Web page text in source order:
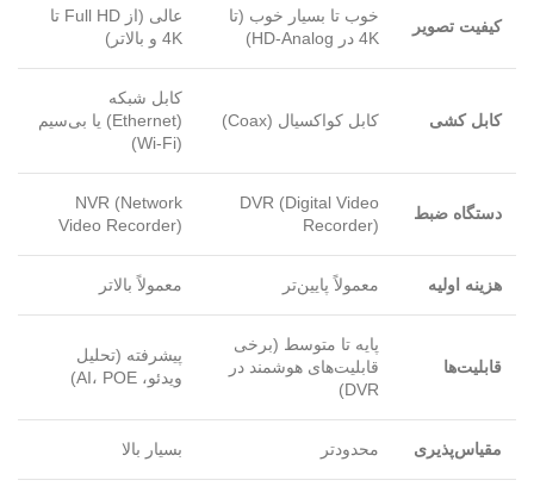
کیفیت تصویر
خوب تا بسیار خوب (تا
4K در HD-Analog)
عالی (از Full HD تا
4K و بالاتر)
کابل کشی کابل کواکسیال (Coax)
کابل شبکه
(Ethernet) یا بی‌سیم
(Wi-Fi)
دستگاه ضبط
DVR (Digital Video
Recorder)
NVR (Network
Video Recorder)
هزینه اولیه معمولاً پایین‌تر معمولاً بالاتر
قابلیت‌ها
پایه تا متوسط (برخی
قابلیت‌های هوشمند در
DVR)
پیشرفته (تحلیل
ویدئو، AI، POE)
مقیاس‌پذیری محدودتر بسیار بالا